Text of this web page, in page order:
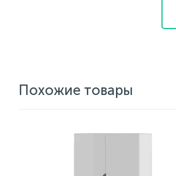
Похожие товары